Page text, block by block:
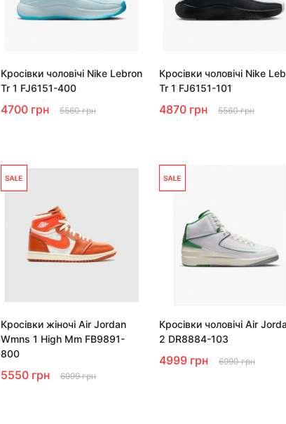
Кросівки чоловічі Nike Lebron
Tr 1 FJ6151-400
4700 грн 5560 грн
Кросівки чоловічі Nike
Tr 1 FJ6151-101
4870 грн 5560 грн
Кросівки жіночі Air Jordan
Wmns 1 High Mm FB9891-
800
5550 грн 6999 грн
Кросівки чоловічі Air
2 DR8884-103
4999 грн 6990 грн